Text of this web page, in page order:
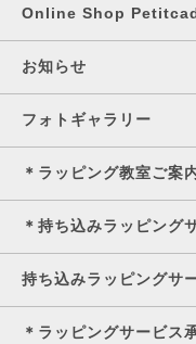
Online Shop
お知らせ
フォトギャラリー
＊ラッピング教室ご案
＊持ち込みラッピング
持ち込みラッピングサ
＊ラッピングサービス